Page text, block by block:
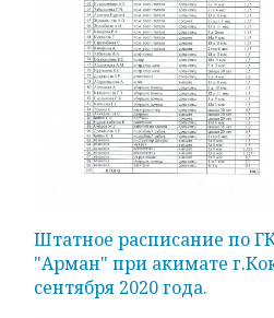
Штатное расписание по
"Арман" при акимате
сентября 2020 года.